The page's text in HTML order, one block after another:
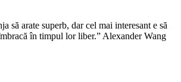
să arate superb, dar cel mai interesant e să
în timpul lor liber.” Alexander Wang